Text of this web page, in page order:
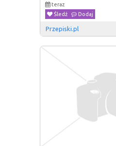
teraz
Śledź
Dodaj
Przepiski.pl